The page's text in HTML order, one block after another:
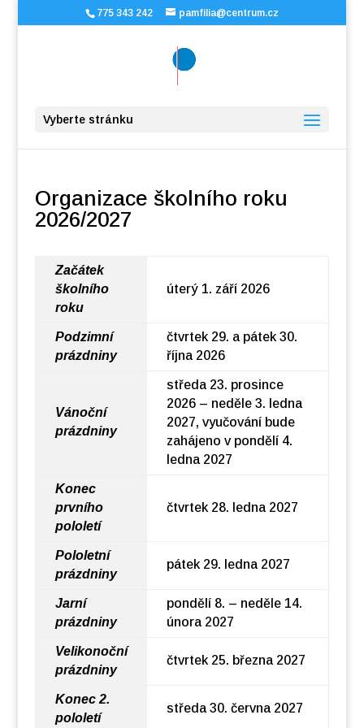
775 343 242 pamfilia@centrum.cz
Vyberte stránku
Organizace školního roku
2026/2027
Začátek
školního
roku
úterý 1. září 2026
Podzimní
prázdniny
čtvrtek 29. a pátek 30.
října 2026
Vánoční
prázdniny
středa 23. prosince
2026 – neděle 3. ledna
2027, vyučování bude
zahájeno v pondělí 4.
ledna 2027
Konec
prvního
pololetí
čtvrtek 28. ledna 2027
Pololetní
prázdniny
pátek 29. ledna 2027
Jarní
prázdniny
pondělí 8. – neděle 14.
února 2027
Velikonoční
prázdniny
čtvrtek 25. března 2027
Konec 2.
pololetí
středa 30. června 2027